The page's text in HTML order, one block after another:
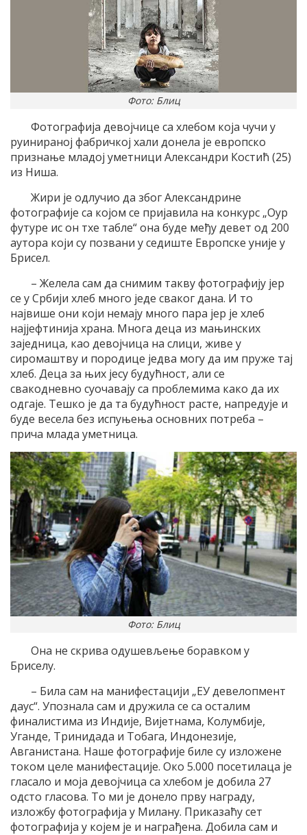
Фото: Блиц
Фотографија девојчице са хлебом која чучи у
руинираној фабричкој хали донела је европско
признање младој уметници Александри Костић (25)
из Ниша.
Жири је одлучио да због Александрине
фотографије са којом се пријавила на конкурс „Оур
футуре ис он тхе табле“ она буде међу девет од 200
аутора који су позвани у седиште Европске уније у
Брисел.
– Желела сам да снимим такву фотографију јер
се у Србији хлеб много једе сваког дана. И то
највише они који немају много пара јер је хлеб
најјефтинија храна. Многа деца из мањинских
заједница, као девојчица на слици, живе у
сиромаштву и породице једва могу да им пруже тај
хлеб. Деца за њих јесу будућност, али се
свакодневно суочавају са проблемима како да их
одгаје. Тешко је да та будућност расте, напредује и
буде весела без испуњења основних потреба –
прича млада уметница.
Фото: Блиц
Она не скрива одушевљење боравком у
Бриселу.
– Била сам на манифестацији „ЕУ девелопмент
даyс“. Упознала сам и дружила се са осталим
финалистима из Индије, Вијетнама, Колумбије,
Уганде, Тринидада и Тобага, Индонезије,
Авганистана. Наше фотографије биле су изложене
током целе манифестације. Око 5.000 посетилаца је
гласало и моја девојчица са хлебом је добила 27
одсто гласова. То ми је донело прву награду,
изложбу фотографија у Милану. Приказаћу сет
фотографија у којем је и награђена. Добила сам и